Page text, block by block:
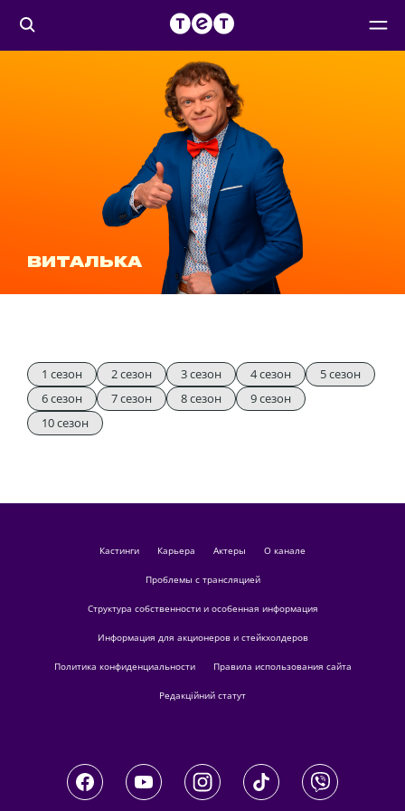
ВИТАЛЬКА
1 сезон 2 сезон 3 сезон 4 сезон
5 сезон
6 сезон
7 сезон 8 сезон
9 сезон
10 сезон
кастинги Карьера актеры О канале
Проблемы с трансляцией
Структура собственности и особенная информация
Информация для акционеров и стейкхолдеров
Политика конфиденциальности Правила использования сайта
Редакційний статут